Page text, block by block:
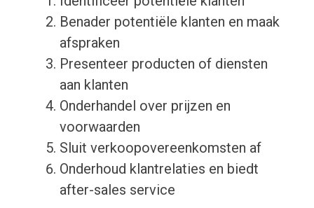
Benader potentiële klanten en maak
afspraken
Presenteer producten of diensten
aan klanten
Onderhandel over prijzen en
voorwaarden
Sluit verkoopovereenkomsten af
Onderhoud klantrelaties en biedt
after-sales service